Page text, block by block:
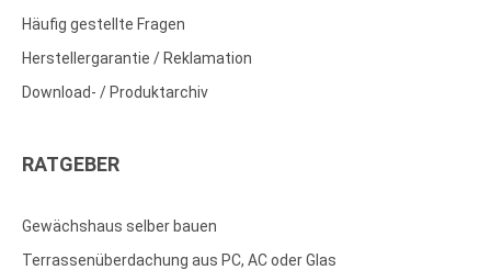
Häufig gestellte Fragen
Herstellergarantie / Reklamation
Download- / Produktarchiv
RATGEBER
Gewächshaus selber bauen
Terrassenüberdachung aus PC, AC oder Glas